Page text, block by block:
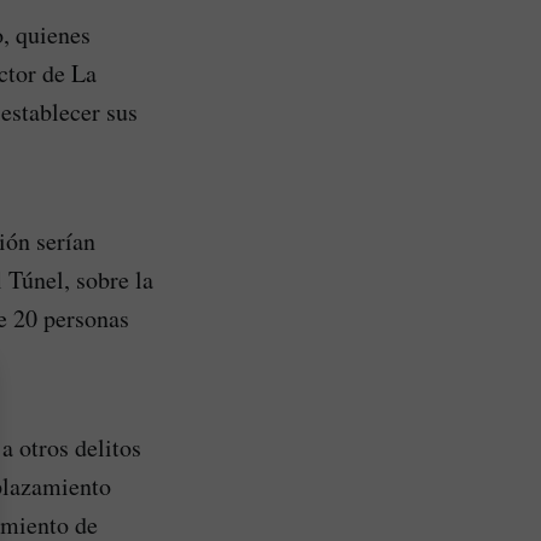
quienes
de La
sus
serían
sobre la
20 personas
otros delitos
de